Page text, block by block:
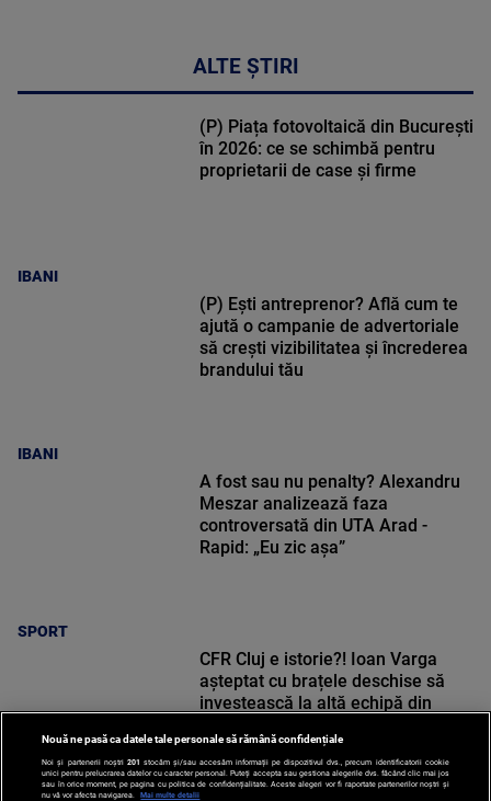
ALTE ȘTIRI
IBANI
(P) Piața fotovoltaică din București
în 2026: ce se schimbă pentru
proprietarii de case și firme
IBANI
(P) Ești antreprenor? Află cum te
ajută o campanie de advertoriale
să crești vizibilitatea și încrederea
brandului tău
SPORT
A fost sau nu penalty? Alexandru
Meszar analizează faza
controversată din UTA Arad -
Rapid: „Eu zic așa”
CFR Cluj e istorie?! Ioan Varga
așteptat cu brațele deschise să
investească la altă echipă din
Nouă ne pasă ca datele tale personale să rămână confidențiale
Noi și partenerii noștri 201 stocăm și/sau accesăm informații pe dispozitivul dvs., precum identificatorii cookie
unici pentru prelucrarea datelor cu caracter personal. Puteți accepta sau gestiona alegerile dvs. făcând clic mai jos
sau în orice moment, pe pagina cu politica de confidențialitate. Aceste alegeri vor fi raportate partenerilor noștri și
nu vă vor afecta navigarea.
Mai multe detalii